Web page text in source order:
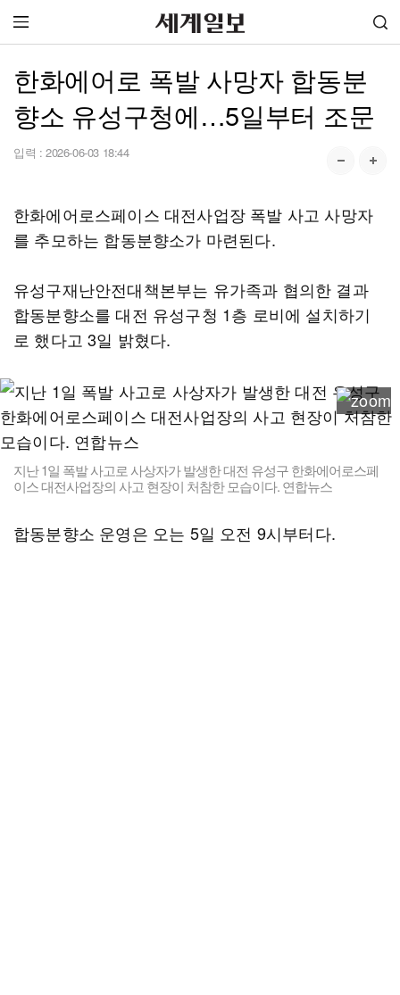
한화에어로 폭발 사망자 합동분
향소 유성구청에…5일부터 조문
입력 : 2026-06-03 18:44
한화에어로스페이스 대전사업장 폭발 사고 사망자
를 추모하는 합동분향소가 마련된다.
유성구재난안전대책본부는 유가족과 협의한 결과
합동분향소를 대전 유성구청 1층 로비에 설치하기
로 했다고 3일 밝혔다.
지난 1일 폭발 사고로 사상자가 발생한 대전 유성구 한화에어로스페
이스 대전사업장의 사고 현장이 처참한 모습이다. 연합뉴스
합동분향소 운영은 오는 5일 오전 9시부터다.